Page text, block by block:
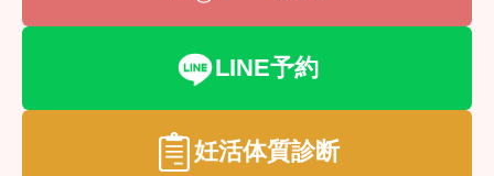
LINE予約
妊活体質診断